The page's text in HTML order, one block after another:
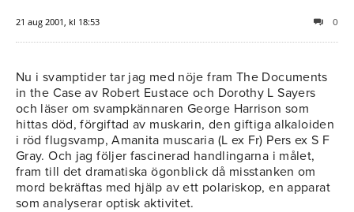
21 aug 2001, kl 18:53 0
Nu i svamptider tar jag med nöje fram The Documents
in the Case av Robert Eustace och Dorothy L Sayers
och läser om svampkännaren George Harrison som
hittas död, förgiftad av muskarin, den giftiga alkaloiden
i röd flugsvamp, Amanita muscaria (L ex Fr) Pers ex S F
Gray. Och jag följer fascinerad handlingarna i målet,
fram till det dramatiska ögonblick då misstanken om
mord bekräftas med hjälp av ett polariskop, en apparat
som analyserar optisk aktivitet.